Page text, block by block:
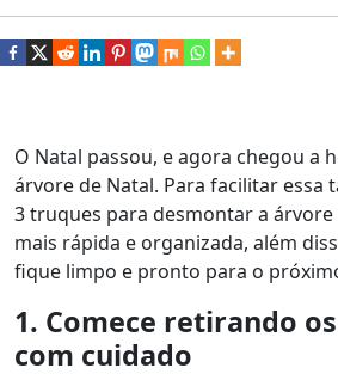
O Natal passou, e agora chegou a
árvore de Natal. Para facilitar essa
3 truques para desmontar a
mais rápida e organizada, além
fique limpo e pronto para o
1. Comece retirando
com cuidado